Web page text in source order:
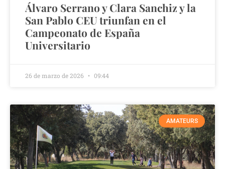
Álvaro Serrano y Clara Sanchiz y la
San Pablo CEU triunfan en el
Campeonato de España
Universitario
26 de marzo de 2026 09:44
AMATEURS